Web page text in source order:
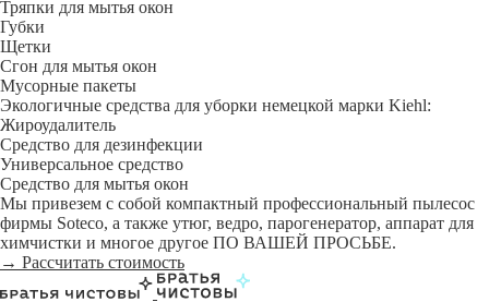
Тряпки для мытья окон
Губки
Щетки
Сгон для мытья окон
Мусорные пакеты
Экологичные средства для уборки немецкой марки Kiehl:
Жироудалитель
Средство для дезинфекции
Универсальное средство
Средство для мытья окон
Мы привезем с собой компактный профессиональный пылесос
фирмы Soteco, а также утюг, ведро, парогенератор, аппарат для
химчистки и многое другое ПО ВАШЕЙ ПРОСЬБЕ.
→ Рассчитать стоимость